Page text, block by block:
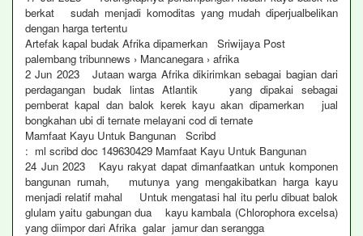
berkat sudah menjadi komoditas yang mudah diperjualbelikan
dengan harga tertentu
Artefak kapal budak Afrika dipamerkan Sriwijaya Post
palembang tribunnews › Mancanegara › afrika
2 Jun 2023 Jutaan warga Afrika dikirimkan sebagai bagian dari
perdagangan budak lintas Atlantik yang dipakai sebagai
pemberat kapal dan balok kerek kayu akan dipamerkan jual
bongkahan ubi di ternate melayani cod di ternate
Mamfaat Kayu Untuk Bangunan Scribd
: ml scribd doc 149630429 Mamfaat Kayu Untuk Bangunan
24 Jun 2023 Kayu rakyat dapat dimanfaatkan untuk komponen
bangunan rumah, mutunya yang mengakibatkan harga kayu
menjadi relatif mahal Untuk mengatasi hal itu perlu dibuat balok
glulam yaitu gabungan dua kayu kambala (Chlorophora excelsa)
yang diimpor dari Afrika galar jamur dan serangga